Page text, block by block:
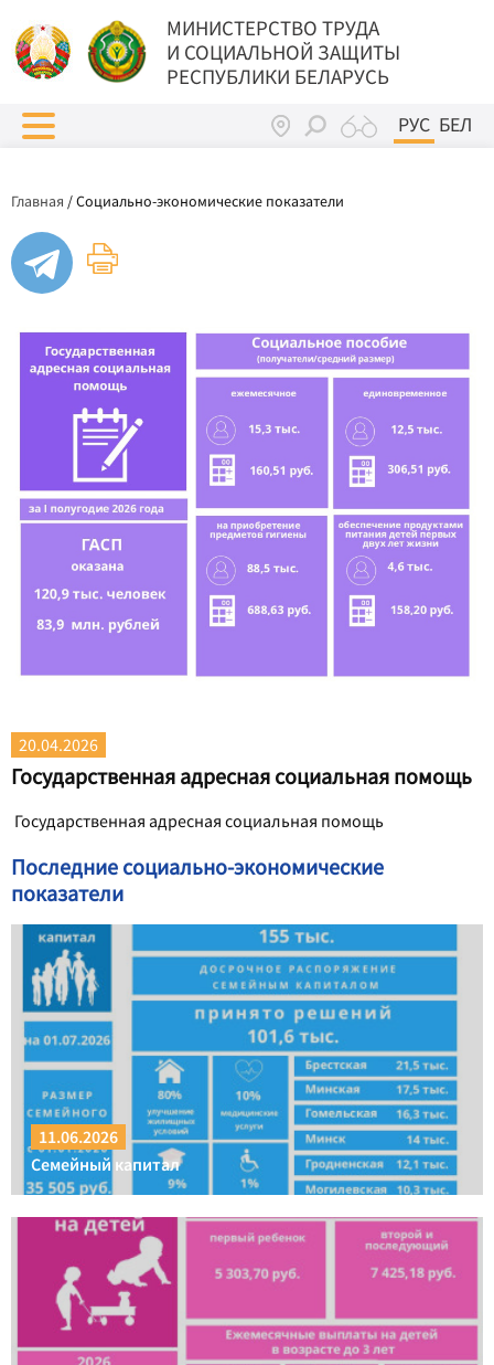
МИНИСТЕРСТВО ТРУДА
И СОЦИАЛЬНОЙ ЗАЩИТЫ
РЕСПУБЛИКИ БЕЛАРУСЬ
РУС БЕЛ
Главная /Социально-экономические показатели
20.04.2026
Государственная адресная социальная помощь
Государственная адресная социальная помощь
Последние социально-экономические
показатели
11.06.2026
Семейный капитал